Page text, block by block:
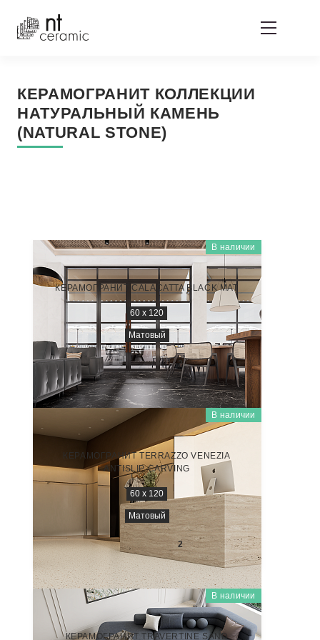
КЕРАМОГРАНИТ КОЛЛЕКЦИИ
НАТУРАЛЬНЫЙ КАМЕНЬ
(NATURAL STONE)
В наличии
НАТУРАЛЬНЫЙ КАМЕНЬ (NATURAL STONE)
NTT9521M
КЕРАМОГРАНИТ CALACATTA BLACK MAT
60 x 120
Матовый
3 450 ₽/м2
В наличии
НАТУРАЛЬНЫЙ КАМЕНЬ (NATURAL STONE)
NTT9520AC
КЕРАМОГРАНИТ TERRAZZO VENEZIA
ANTISLIP CARVING
60 x 120
Матовый
3 450 ₽/м2
В наличии
НАТУРАЛЬНЫЙ КАМЕНЬ (NATURAL STONE)
NTT9514AC
КЕРАМОГРАНИТ TRAVERTINE SAND